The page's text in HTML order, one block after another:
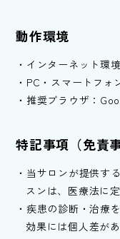
動作環境
インターネット環境
PC・スマートフォ
推奨ブラウザ：
特記事項（免責事
当サロンが提供す
スンは、医療法に
疾患の診断・治療
効果には個人差があ